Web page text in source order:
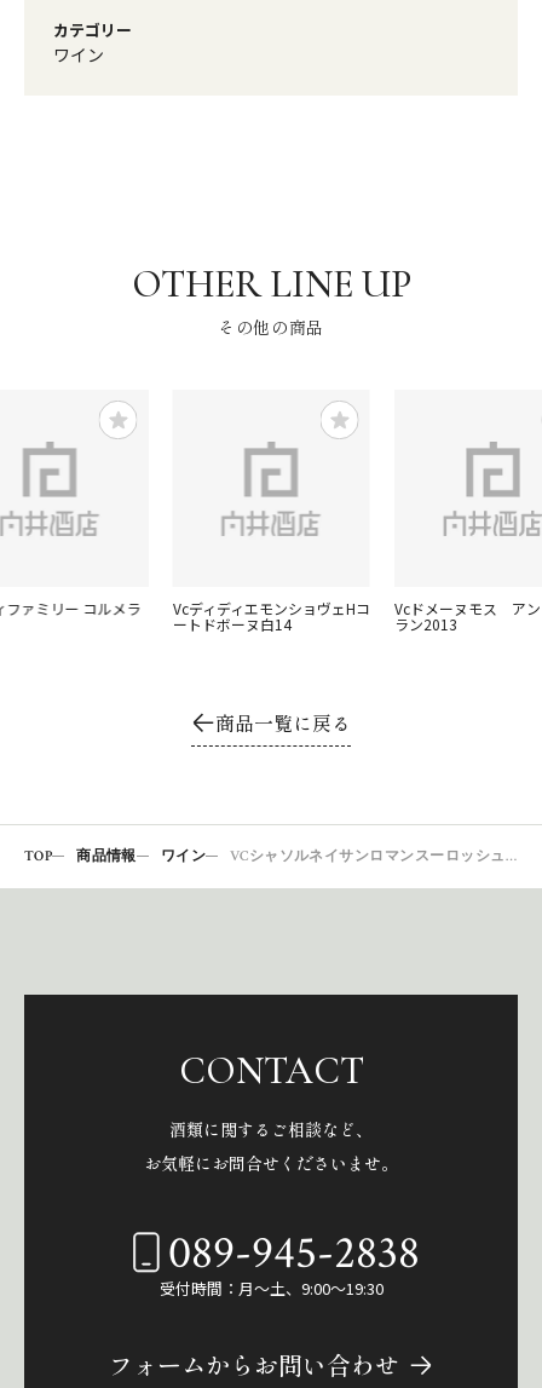
カテゴリー
ワイン
その他の商品
ファミリー コルメラ VcディディエモンショヴェHコ
ートドボーヌ白14
Vcドメーヌモス アン
ラン2013
商品一覧に戻る
TOP 商品情報 ワイン VCシャソルネイサンロマンスーロッシュ赤’13
CONTACT
酒類に関するご相談など、
お気軽にお問合せくださいませ。
089-945-2838
受付時間：月～土、9:00～19:30
フォームからお問い合わせ